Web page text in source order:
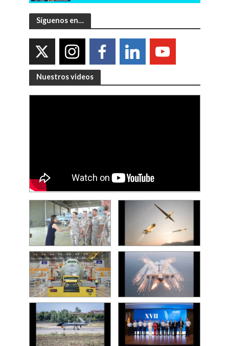
Síguenos en…
Nuestros videos